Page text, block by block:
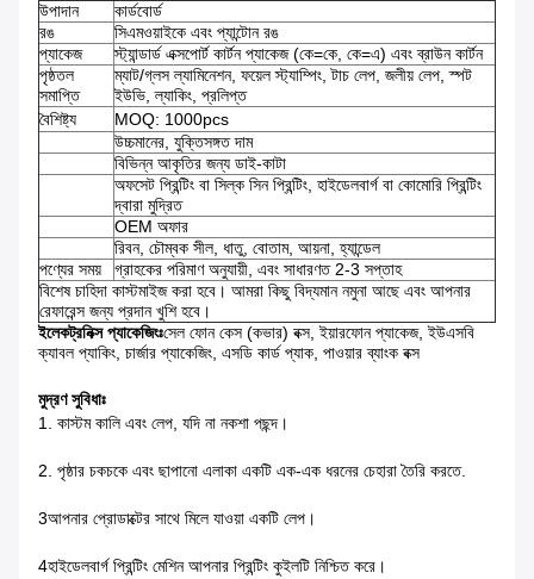
উপাদান
কার্ডবোর্ড
রঙ
সিএমওয়াইকে এবং প্যান্টোন রঙ
প্যাকেজ
স্ট্যান্ডার্ড এক্সপোর্ট কার্টন প্যাকেজ (কে=কে, কে=এ) এবং ব্রাউন কার্টন
পৃষ্ঠতল
সমাপ্তি
ম্যাট/গ্লস ল্যামিনেশন, ফয়েল স্ট্যাম্পিং, টাচ লেপ, জলীয় লেপ, স্পট
ইউভি, ল্যাকিং, প্রলিপ্ত
বৈশিষ্ট্য
MOQ: 1000pcs
উচ্চমানের, যুক্তিসঙ্গত দাম
বিভিন্ন আকৃতির জন্য ডাই-কাটা
অফসেট প্রিন্টিং বা সিল্ক সিন প্রিন্টিং, হাইডেলবার্গ বা কোমোরি প্রিন্টিং
দ্বারা মুদ্রিত
OEM অফার
রিবন, চৌম্বক সীল, ধাতু, বোতাম, আয়না, হ্যান্ডেল
পণ্যের সময়
গ্রাহকের পরিমাণ অনুযায়ী, এবং সাধারণত 2-3 সপ্তাহ
বিশেষ চাহিদা কাস্টমাইজ করা হবে। আমরা কিছু বিদ্যমান নমুনা আছে এবং আপনার
রেফারেন্স জন্য প্রদান খুশি হবে।
ইলেকট্রনিক্স প্যাকেজিংঃসেল ফোন কেস (কভার) বক্স, ইয়ারফোন প্যাকেজ, ইউএসবি
ক্যাবল প্যাকিং, চার্জার প্যাকেজিং, এসডি কার্ড প্যাক, পাওয়ার ব্যাংক বক্স
মুদ্রণ সুবিধাঃ
1. কাস্টম কালি এবং লেপ, যদি না নকশা পছন্দ।
2. পৃষ্ঠার চকচকে এবং ছাপানো এলাকা একটি এক-এক ধরনের চেহারা তৈরি করতে.
3আপনার প্রোডাক্টের সাথে মিলে যাওয়া একটি লেপ।
4হাইডেলবার্গ প্রিন্টিং মেশিন আপনার প্রিন্টিং কুইলটি নিশ্চিত করে।